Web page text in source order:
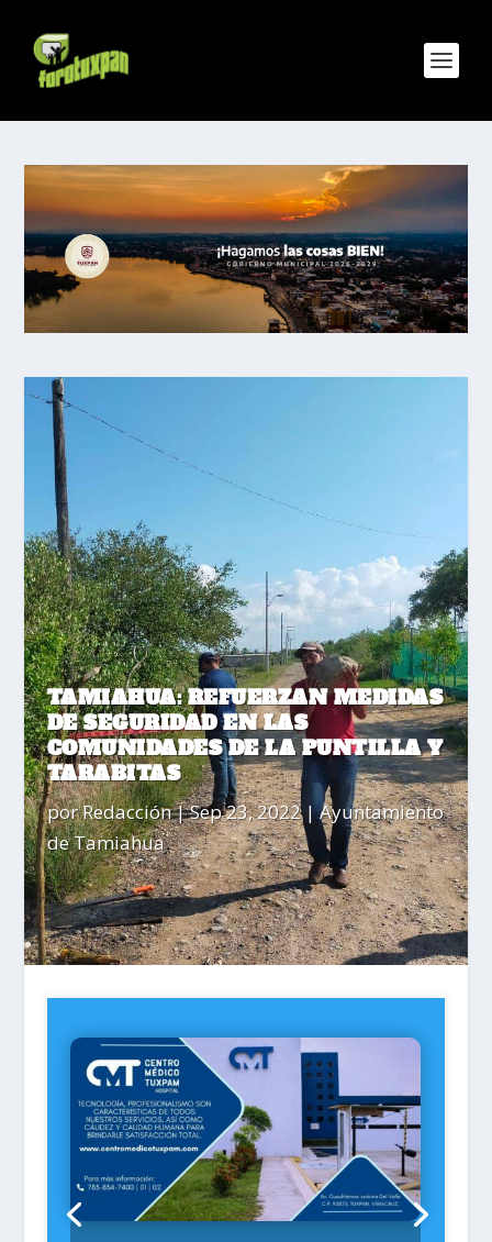
TAMIAHUA: REFUERZAN MEDIDAS
DE SEGURIDAD EN LAS
COMUNIDADES DE LA PUNTILLA Y
TARABITAS
porRedacción|Sep 23, 2022|Ayuntamiento
de Tamiahua